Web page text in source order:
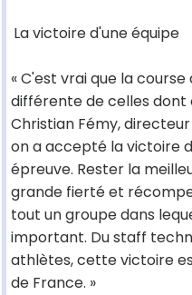
La victoire d'une équipe
« C'est vrai que la
différente de celles dont
Christian Fémy,
on a accepté la victoire
épreuve. Rester la
grande fierté et
tout un groupe dans
important. Du staff
athlètes, cette victoire
de France. »